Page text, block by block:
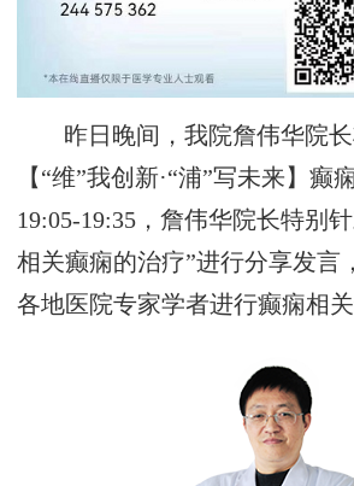
昨日晚间，我院詹伟华院
【“维”我创新·“浦”写未来】癫
19:05-19:35，詹伟华院长特别
相关癫痫的治疗”进行分享发言
各地医院专家学者进行癫痫相关